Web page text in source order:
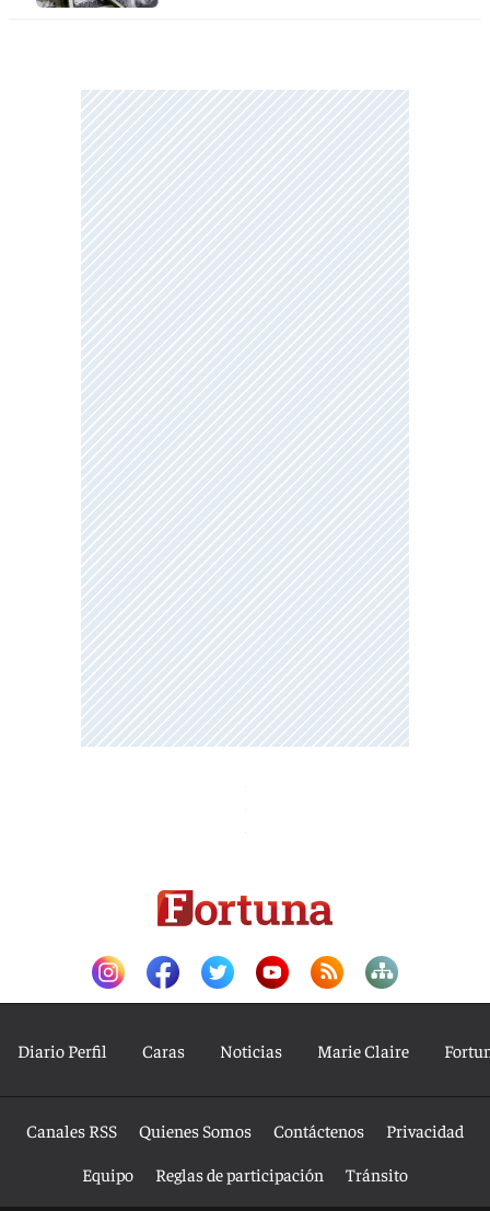
Diario Perfil Caras Noticias Marie Claire
Canales RSS Quienes Somos Contáctenos
Privacidad
Equipo
Reglas de participación Tránsito